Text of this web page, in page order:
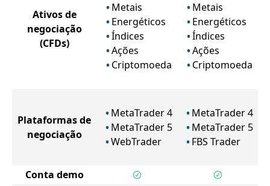
Ativos de
negociação
(CFDs)
Metais
Energéticos
Índices
Ações
Criptomoeda
Metais
Energéticos
Índices
Ações
Criptomoeda
Plataformas de
negociação
MetaTrader 4
MetaTrader 5
WebTrader
MetaTrader 4
MetaTrader 5
FBS Trader
Conta demo